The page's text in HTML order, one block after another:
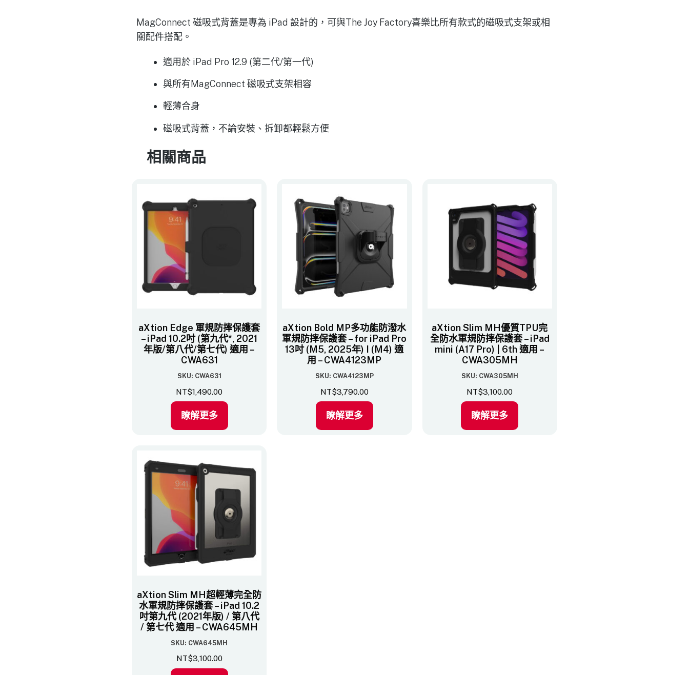
MagConnect 磁吸式背蓋是專為 iPad 設計的，可與The Joy Factory喜樂比所有款式的磁吸式支架或相
關配件搭配。
適用於 iPad Pro 12.9 (第二代/第一代)
與所有MagConnect 磁吸式支架相容
輕薄合身
磁吸式背蓋，不論安裝、拆卸都輕鬆方便
相關商品
aXtion Edge 軍規防摔保護套
– iPad 10.2吋 (第九代*, 2021
年版/第八代/第七代)​ 適用 –
CWA631
SKU: CWA631
NT$1,490.00
瞭解更多
aXtion Bold MP多功能防潑水
軍規防摔保護套 – for iPad Pro
13吋 (M5, 2025年) I (M4) 適
用 – CWA4123MP
SKU: CWA4123MP
NT$3,790.00
瞭解更多
aXtion Slim MH優質TPU完
全防水軍規防摔保護套 – iPad
mini (A17 Pro) | 6th 適用 –
CWA305MH
SKU: CWA305MH
NT$3,100.00
瞭解更多
aXtion Slim MH超輕薄完全防
水軍規防摔保護套 – iPad 10.2
吋第九代 (2021年版) / 第八代
/ 第七代 適用 – CWA645MH
SKU: CWA645MH
NT$3,100.00